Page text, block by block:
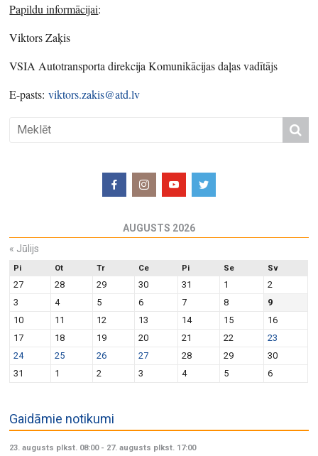
Papildu informācijai:
Viktors Zaķis
VSIA Autotransporta direkcija Komunikācijas daļas vadītājs
E-pasts:viktors.zakis@atd.lv
AUGUSTS 2026
« Jūlijs
Pi Ot Tr Ce Pi Se Sv
27 28 29 30 31 1
2
3
4 5 6 7 8
9
10
11 12 13 14 15
16
17
18 19 20 21 22
23
24
25 26 27 28 29
30
31
1 2 3 4 5 6
Gaidāmie notikumi
23. augusts plkst. 08:00- 27. augusts plkst. 17:00